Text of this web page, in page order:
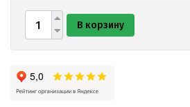
В корзину